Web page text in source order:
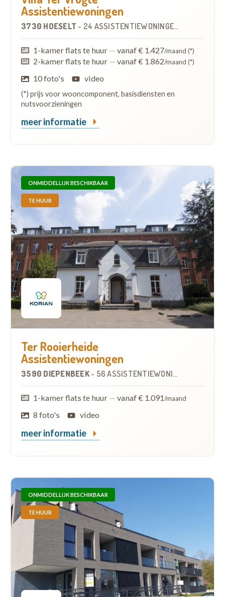
Assistentiewoningen
3730 HOESELT - 24 ASSISTENTIEWONINGEN
1-kamer flats te huur — vanaf € 1.427/maand (*)
2-kamer flats te huur — vanaf € 1.862/maand (*)
10 foto's video
(*) prijs voor wooncomponent, basisdiensten en
nutsvoorzieningen
meer informatie
ONMIDDELLIJK BESCHIKBAAR
TE HUUR
Ter Rooierheide
Assistentiewoningen
3590 DIEPENBEEK- 56 ASSISTENTIEWONINGEN
1-kamer flats te huur — vanaf € 1.091/maand
8 foto's video
meer informatie
ONMIDDELLIJK BESCHIKBAAR
TE HUUR